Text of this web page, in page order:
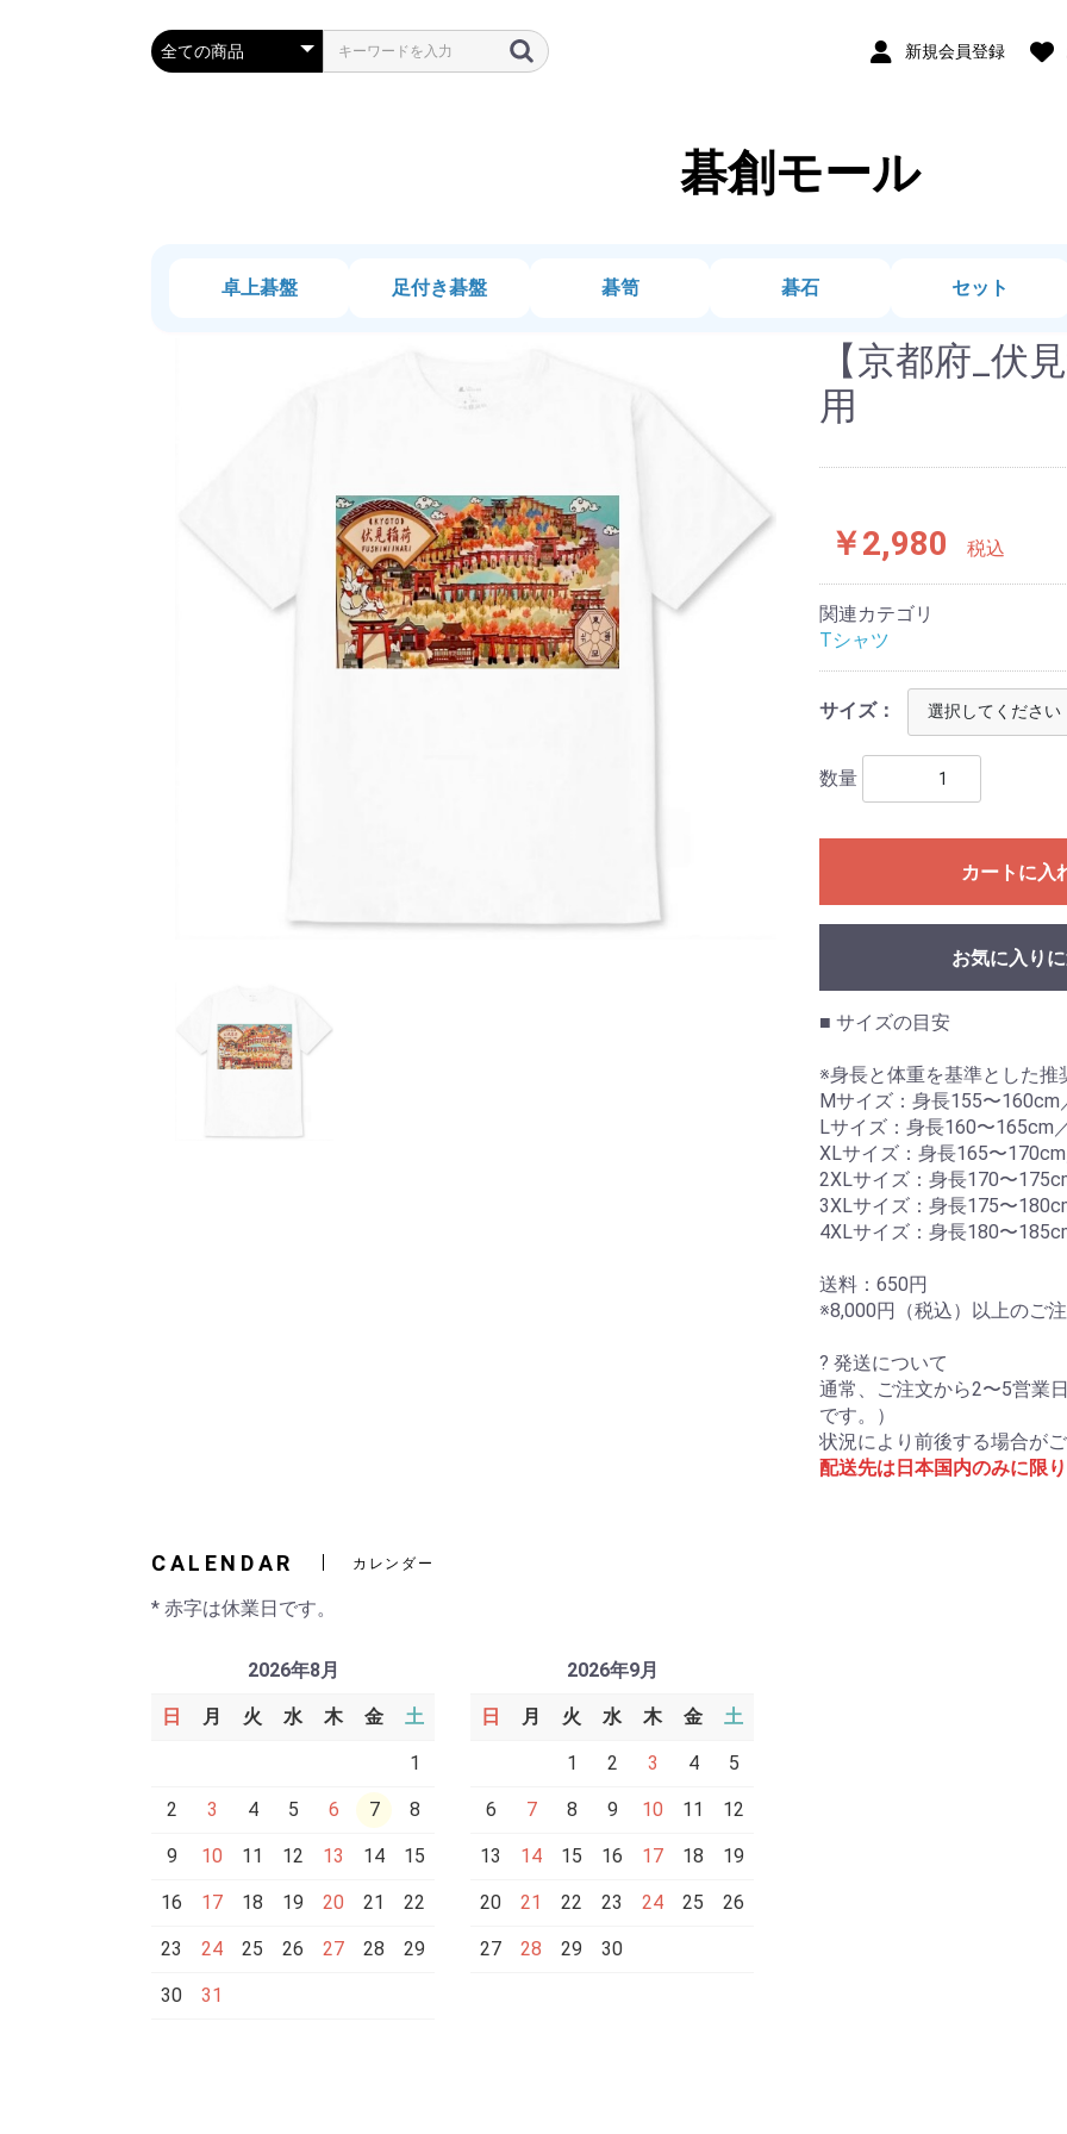
新規会員登録
碁創モール
卓上碁盤 足付き碁盤 碁笥 碁石 セット
【京都府_伏
用
￥2,980 税込
関連カテゴリ
Tシャツ
サイズ：
数量
カートに入
お気に入り
■ サイズの目安
※身長と体重を基準とした推
Mサイズ：身長155〜160cm
Lサイズ：身長160〜165cm
XLサイズ：身長165〜
2XLサイズ：身長170〜
3XLサイズ：身長175〜
4XLサイズ：身長180〜
送料：650円
※8,000円（税込）以上のご
? 発送について
通常、ご注文から2〜5営業
です。）
状況により前後する場合がご
配送先は日本国内のみに限り
CALENDAR カレンダー
* 赤字は休業日です。
2026年8月
日 月 火 水 木 金 土
1
2 3 4 5 6 7 8
9 10 11 12 13 14 15
16 17 18 19 20 21 22
23 24 25 26 27 28 29
30 31
2026年9月
日 月 火 水 木 金 土
1 2 3 4 5
6 7 8 9 10 11 12
13 14 15 16 17 18 19
20 21 22 23 24 25 26
27 28 29 30